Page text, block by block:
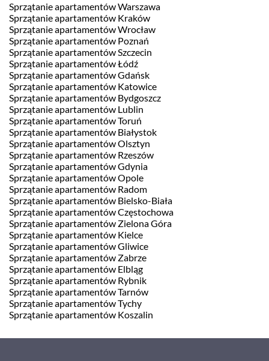
Sprzątanie apartamentów Warszawa
Sprzątanie apartamentów Kraków
Sprzątanie apartamentów Wrocław
Sprzątanie apartamentów Poznań
Sprzątanie apartamentów Szczecin
Sprzątanie apartamentów Łódź
Sprzątanie apartamentów Gdańsk
Sprzątanie apartamentów Katowice
Sprzątanie apartamentów Bydgoszcz
Sprzątanie apartamentów Lublin
Sprzątanie apartamentów Toruń
Sprzątanie apartamentów Białystok
Sprzątanie apartamentów Olsztyn
Sprzątanie apartamentów Rzeszów
Sprzątanie apartamentów Gdynia
Sprzątanie apartamentów Opole
Sprzątanie apartamentów Radom
Sprzątanie apartamentów Bielsko-Biała
Sprzątanie apartamentów Częstochowa
Sprzątanie apartamentów Zielona Góra
Sprzątanie apartamentów Kielce
Sprzątanie apartamentów Gliwice
Sprzątanie apartamentów Zabrze
Sprzątanie apartamentów Elbląg
Sprzątanie apartamentów Rybnik
Sprzątanie apartamentów Tarnów
Sprzątanie apartamentów Tychy
Sprzątanie apartamentów Koszalin